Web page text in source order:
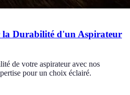
la Durabilité d'un Aspirateur
de votre aspirateur avec nos
pour un choix éclairé.